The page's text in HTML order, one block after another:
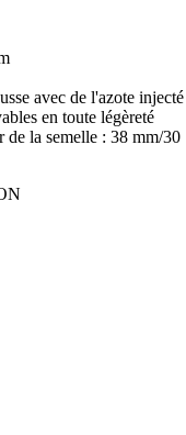
avec de l'azote injecté
en toute légèreté
la semelle : 38 mm/30